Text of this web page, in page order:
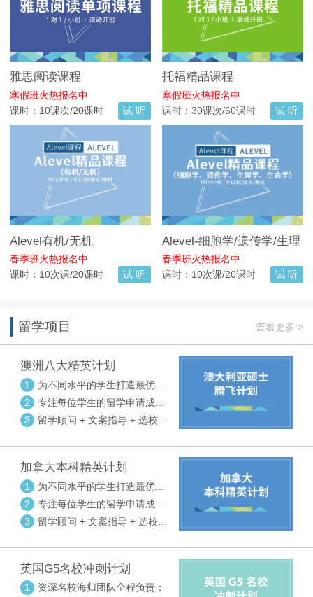
雅思阅读课程
寒假班火热报名中
课时：10课次/20课时
试 听
托福精品课程
寒假班火热报名中
课时：30课次/60课时
试 听
Alevel有机/无机
春季班火热报名中
课时：10次课/20课时
试 听
Alevel-细胞学/遗传学/生理
学/生态学
春季班火热报名中
课时：10次课/20课时
试 听
留学项目 查看更多 >
澳洲八大精英计划
1
为不同水平的学生打造最优选
校方案
2
专注每位学生的留学申请成功
率
3
留学顾问 + 文案指导 + 选校申
加拿大本科精英计划
1
为不同水平的学生打造最优选
校方案
2
专注每位学生的留学申请成功
率
3
留学顾问 + 文案指导 + 选校申
英国G5名校冲刺计划
1
资深名校海归团队全程负责；